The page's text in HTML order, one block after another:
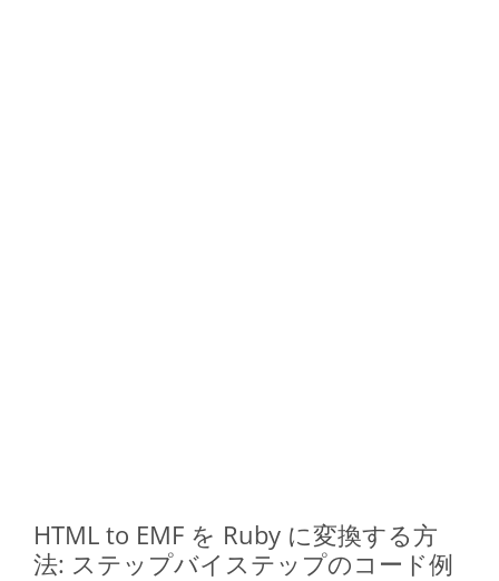
HTML to EMF を Ruby に変換する方
法: ステップバイステップのコード例